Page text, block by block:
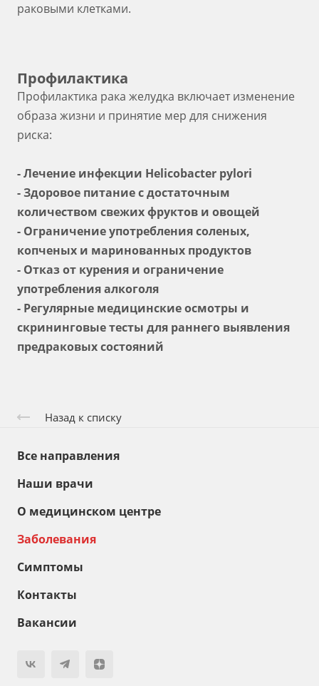
раковыми клетками.
Профилактика
Профилактика рака желудка включает изменение
образа жизни и принятие мер для снижения
риска:
- Лечение инфекции Helicobacter pylori
- Здоровое питание с достаточным
количеством свежих фруктов и овощей
- Ограничение употребления соленых,
копченых и маринованных продуктов
- Отказ от курения и ограничение
употребления алкоголя
- Регулярные медицинские осмотры и
скрининговые тесты для раннего выявления
предраковых состояний
Назад к списку
Все направления
Наши врачи
О медицинском центре
Заболевания
Симптомы
Контакты
Вакансии